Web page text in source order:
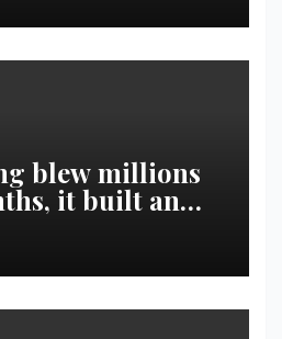
blew millions
it built an
tool |